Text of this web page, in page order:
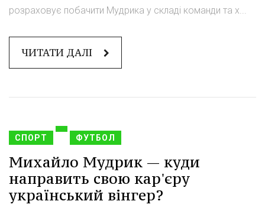
розраховує побачити Мудрика у складі команди та х...
ЧИТАТИ ДАЛІ
СПОРТ ФУТБОЛ
Михайло Мудрик — куди
направить свою кар'єру
український вінгер?